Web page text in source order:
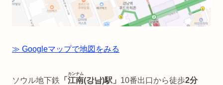
≫ Googleマップで地図をみる
ソウル地下鉄 「 江南
カンナム
(강남)駅」 10番出口から徒歩2分